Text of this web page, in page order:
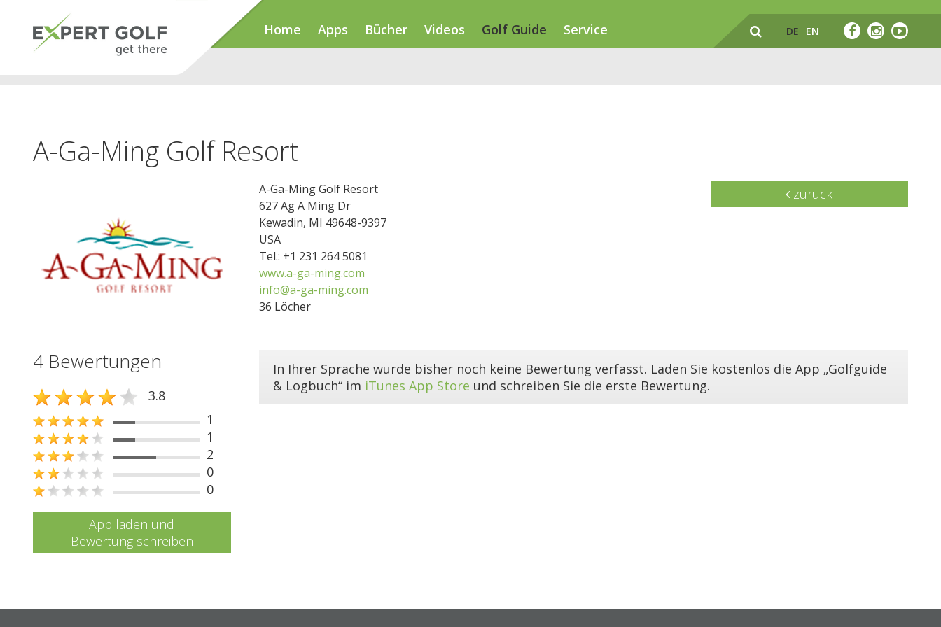
Home Apps Bücher Videos Golf Guide Service DE EN
A-Ga-Ming Golf Resort
A-Ga-Ming Golf Resort
627 Ag A Ming Dr
Kewadin, MI 49648-9397
USA
Tel.: +1 231 264 5081
www.a-ga-ming.com
info@a-ga-ming.com
36 Löcher
zurück
4 Bewertungen
3.8
1
1
2
0
0
App laden und
Bewertung schreiben
In Ihrer Sprache wurde bisher noch keine Bewertung verfasst. Laden Sie kostenlos die App „Golfguide
& Logbuch“ im iTunes App Store und schreiben Sie die erste Bewertung.